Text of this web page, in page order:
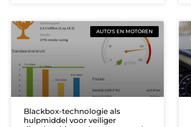
AUTO'S EN MOTOREN
Blackbox-technologie als
hulpmiddel voor veiliger